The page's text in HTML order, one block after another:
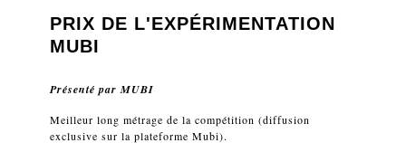
PRIX DE L'EXPÉRIMENTATION
MUBI
Présenté parMUBI
Meilleur long métrage de la compétition (diffusion
exclusive sur la plateforme Mubi).